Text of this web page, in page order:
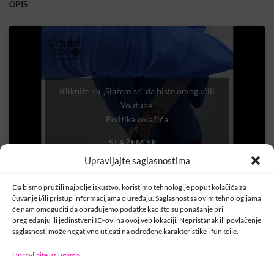
Upravljajte saglasnostima
Da bismo pružili najbolje iskustvo, koristimo tehnologije poput kolačića za
čuvanje i/ili pristup informacijama o uređaju. Saglasnost sa ovim tehnologijama
će nam omogućiti da obrađujemo podatke kao što su ponašanje pri
pregledanju ili jedinstveni ID-ovi na ovoj veb lokaciji. Nepristanak ili povlačenje
saglasnosti može negativno uticati na određene karakteristike i funkcije.
OPIS
Kliknite na „Slažem se“ da biste omogućili
Youtube
Politika kolačića
SLAŽEM SE